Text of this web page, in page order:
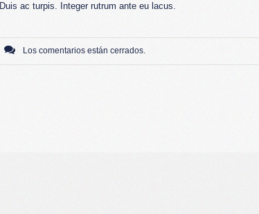
ac turpis. Integer rutrum ante eu lacus.
Los comentarios están cerrados.